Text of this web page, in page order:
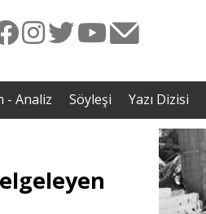
- Analiz Söyleşi Yazı Dizisi